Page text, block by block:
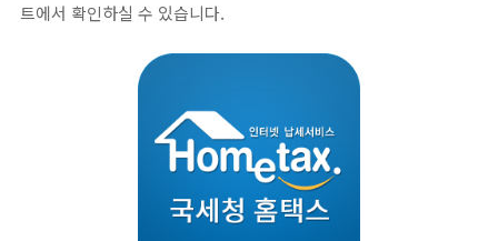
트에서 확인하실 수 있습니다.